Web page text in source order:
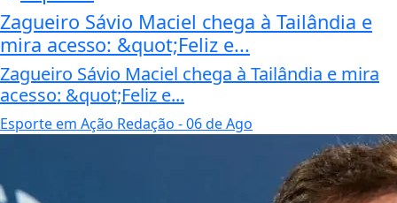
Zagueiro Sávio Maciel chega à Tailândia e
mira acesso: &quot;Feliz e...
Zagueiro Sávio Maciel chega à Tailândia e mira
acesso: &quot;Feliz e...
Esporte em Ação Redação - 06 de Ago